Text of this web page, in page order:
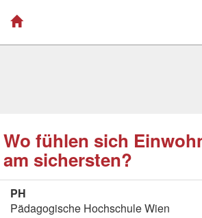
Wo fühlen sich
am sichersten?
PH
Pädagogische Hochschule Wien